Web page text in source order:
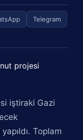
Telegram
iştiraki Gazi
Toplam